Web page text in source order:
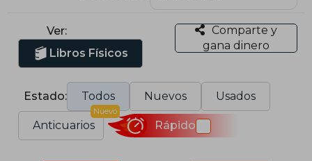
Ver:
Libros Físicos
Comparte y
gana dinero
Estado: Todos Nuevos Usados
Anticuarios
Nuevo
Rápido